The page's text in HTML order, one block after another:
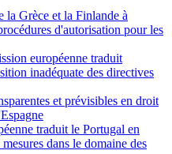
la Grèce et la Finlande à
d'autorisation pour les
européenne traduit
inadéquate des directives
et prévisibles en droit
traduit le Portugal en
dans le domaine des